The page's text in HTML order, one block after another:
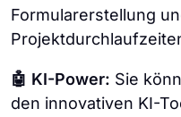
Formularerstellung
🤖 KI-Power: Sie
den innovativen KI-